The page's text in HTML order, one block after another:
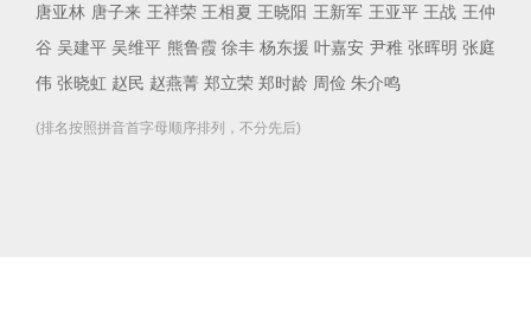
唐亚林 唐子来 王祥荣 王相夏 王晓阳 王新军 王亚平 王战 王仲
谷 吴建平 吴维平 熊鲁霞 徐丰 杨东援 叶嘉安 尹稚 张晖明 张庭
伟 张晓虹 赵民 赵燕菁 郑立荣 郑时龄 周俭 朱介鸣
(排名按照拼音首字母顺序排列，不分先后)